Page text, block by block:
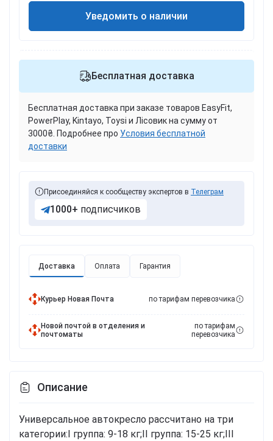
Доставка Оплата Гарантия
Курьер Новая Почта по тарифам перевозчика
Новой почтой в отделения и
почтоматы
по тарифам
перевозчика
Уведомить о наличии
Бесплатная доставка
Бесплатная доставка при заказе товаров EasyFit,
PowerPlay, Kintayo, Toysi и Лісовик на сумму от
3000₴. Подробнее про Условия бесплатной
доставки
Присоединяйся к сообществу экспертов в Телеграм
1000+ подписчиков
Описание
Универсальное автокресло рассчитано на три
категории:I группа: 9-18 кг;ІІ группа: 15-25 кг;ІІІ